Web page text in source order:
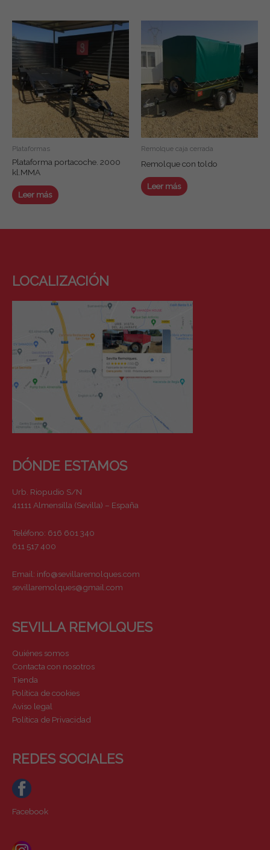
Plataformas
Plataforma portacoche. 2000
kl.MMA
Leer más
Remolque caja cerrada
Remolque con toldo
Leer más
LOCALIZACIÓN
DÓNDE ESTAMOS
Urb. Riopudio S/N
41111 Almensilla (Sevilla) – España
Teléfono: 616 601 340
611 517 400
Email: info@sevillaremolques.com
sevillaremolques@gmail.com
SEVILLA REMOLQUES
Quiénes somos
Contacta con nosotros
Tienda
Política de cookies
Aviso legal
Política de Privacidad
REDES SOCIALES
Facebook